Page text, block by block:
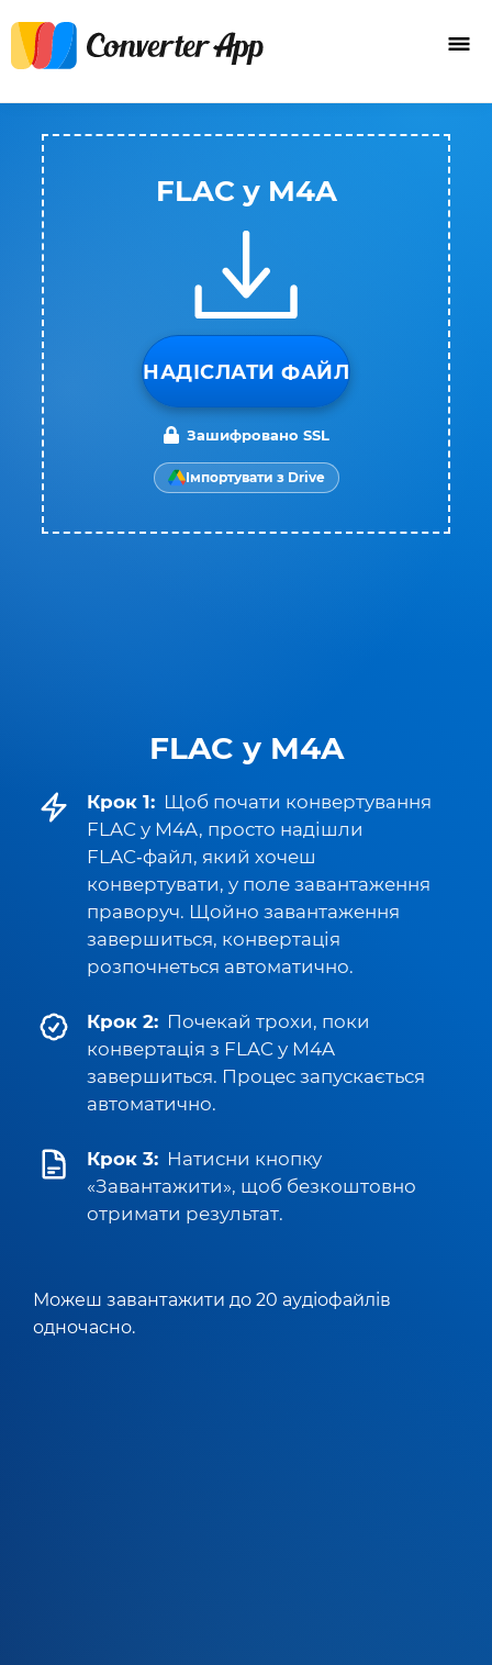
FLAC у M4A
Крок 1: Щоб почати конвертування
FLAC у M4A, просто надішли
FLAC‑файл, який хочеш
конвертувати, у поле завантаження
праворуч. Щойно завантаження
завершиться, конвертація
розпочнеться автоматично.
Крок 2: Почекай трохи, поки
конвертація з FLAC у M4A
завершиться. Процес запускається
автоматично.
Крок 3: Натисни кнопку
«Завантажити», щоб безкоштовно
отримати результат.
Можеш завантажити до 20 аудіофайлів
одночасно.
FLAC у M4A
НАДІСЛАТИ ФАЙЛ
Зашифровано SSL
Імпортувати з Drive